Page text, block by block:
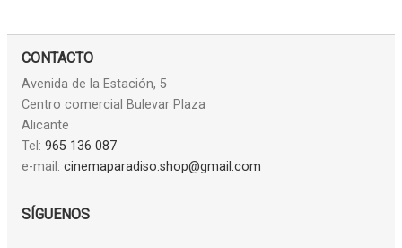
CONTACTO
Avenida de la Estación, 5
Centro comercial Bulevar Plaza
Alicante
Tel: 965 136 087
e-mail: cinemaparadiso.shop@gmail.com
SÍGUENOS